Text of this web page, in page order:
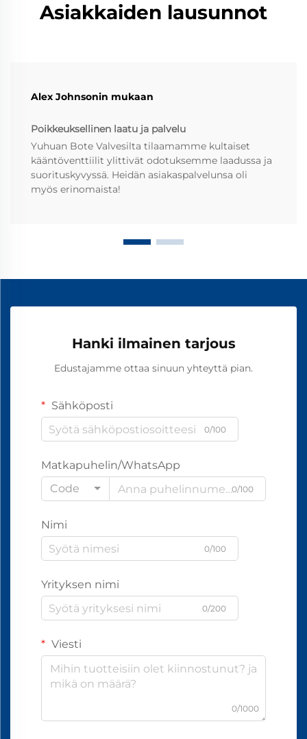
Asiakkaiden lausunnot
Alex Johnsonin mukaan
Poikkeuksellinen laatu ja palvelu
Yuhuan Bote Valvesilta tilaamamme kultaiset
kääntöventtiilit ylittivät odotuksemme laadussa ja
suorituskyvyssä. Heidän asiakaspalvelunsa oli
myös erinomaista!
Hanki ilmainen tarjous
Edustajamme ottaa sinuun yhteyttä pian.
Sähköposti
0/100
Matkapuhelin/WhatsApp
Code
0/100
Nimi
0/100
Yrityksen nimi
0/200
Viesti
0/1000